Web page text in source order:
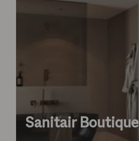
Sanitair Boutique